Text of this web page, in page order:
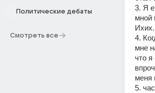
Политические дебаты
Смотреть все
3. Я
мной
Ихих.
4.
мне
что я
меня
5.